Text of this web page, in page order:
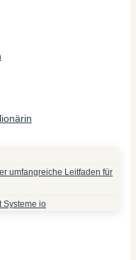
umfangreiche Leitfaden für
Systeme io